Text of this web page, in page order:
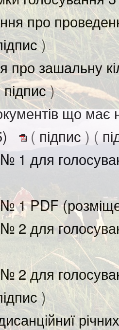
про
)
про зашальну
підпис)
що має
( підпис ) (
1 для
1 PDF
2 для
2 для
)